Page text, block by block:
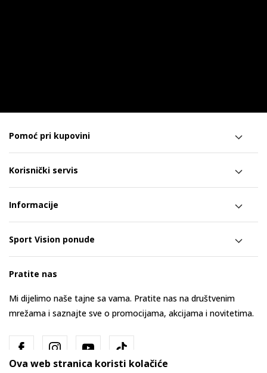
Pomoć pri kupovini
Korisnički servis
Informacije
Sport Vision ponude
Pratite nas
Mi dijelimo naše tajne sa vama. Pratite nas na društvenim
mrežama i saznajte sve o promocijama, akcijama i novitetima.
Ova web stranica koristi kolačiće